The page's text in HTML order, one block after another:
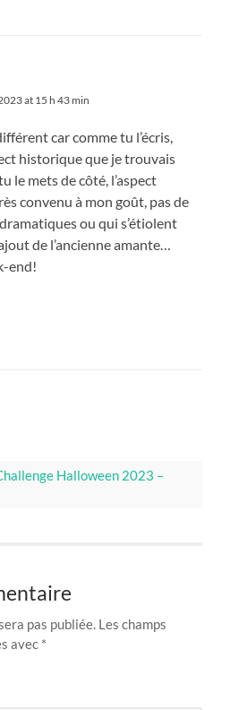
at 15 h 43 min
car comme tu l’écris,
historique que je trouvais
le mets de côté, l’aspect
convenu à mon goût, pas de
ou qui s’étiolent
de l’ancienne amante…
end!
Halloween 2023 –
pas publiée. Les champs
avec *